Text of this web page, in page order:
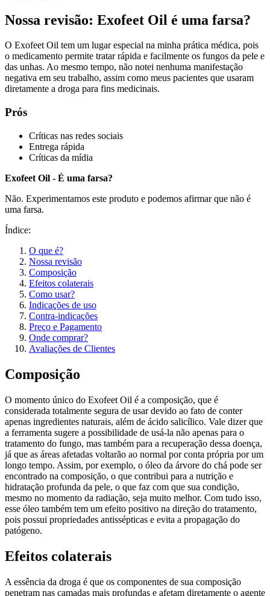
Nossa revisão: Exofeet Oil é uma farsa?
O Exofeet Oil tem um lugar especial na minha prática médica, pois
o medicamento permite tratar rápida e facilmente os fungos da pele e
das unhas. Ao mesmo tempo, não notei nenhuma manifestação
negativa em seu trabalho, assim como meus pacientes que usaram
diretamente a droga para fins medicinais.
Prós
Críticas nas redes sociais
Entrega rápida
Críticas da mídia
Exofeet Oil - É uma farsa?
Não. Experimentamos este produto e podemos afirmar que não é
uma farsa.
Índice:
O que é?
Nossa revisão
Composição
Efeitos colaterais
Como usar?
Indicações de uso
Contra-indicações
Preço e Pagamento
Onde comprar?
Avaliações de Clientes
Composição
O momento único do Exofeet Oil é a composição, que é
considerada totalmente segura de usar devido ao fato de conter
apenas ingredientes naturais, além de ácido salicílico. Vale dizer que
a ferramenta sugere a possibilidade de usá-la não apenas para o
tratamento do fungo, mas também para a recuperação dessa doença,
já que as áreas afetadas voltarão ao normal por conta própria por um
longo tempo. Assim, por exemplo, o óleo da árvore do chá pode ser
encontrado na composição, o que contribui para a nutrição e
hidratação profunda da pele, o que faz com que sua condição,
mesmo no momento da radiação, seja muito melhor. Com tudo isso,
esse óleo também tem um efeito positivo na direção do tratamento,
pois possui propriedades antissépticas e evita a propagação do
patógeno.
Efeitos colaterais
A essência da droga é que os componentes de sua composição
penetram nas camadas mais profundas e afetam diretamente o agente